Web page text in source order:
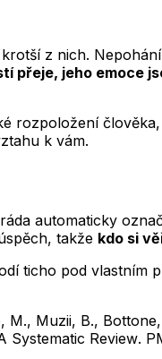
z nich.
jeho emoce
rozpoložení
k vám.
automaticky
takže kdo si
ticho pod vlastním
Muzii, B.,
Systematic Review.